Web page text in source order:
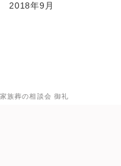
家族葬の相談会 御礼
2018年9月